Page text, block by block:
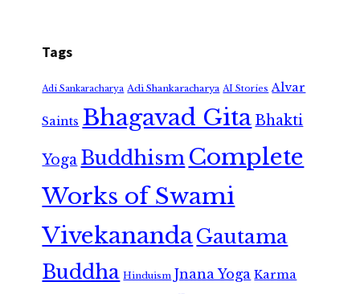
Tags
Adi Sankaracharya Adi Shankaracharya AI Stories Alvar
Saints Bhagavad GitaBhakti
Yoga Buddhism Complete
Works of Swami
VivekanandaGautama
Buddha Hinduism Jnana Yoga Karma